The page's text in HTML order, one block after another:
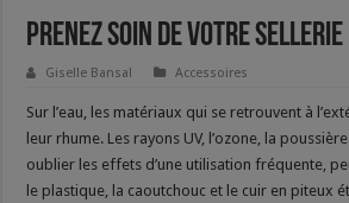
Prenez soin de votre sellerie
Giselle Bansal Accessoires
Sur l’eau, les matériaux qui se retrouvent à
leur rhume. Les rayons UV, l’ozone, la
oublier les effets d’une utilisation fréquente,
le plastique, la caoutchouc et le cuir en piteux